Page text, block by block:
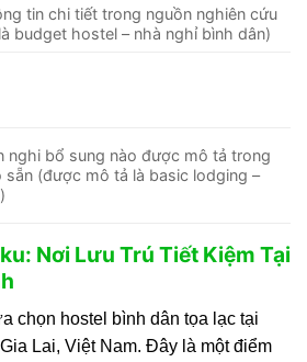
tin chi tiết trong nguồn nghiên cứu
budget hostel – nhà nghỉ bình dân)
nghi bổ sung nào được mô tả trong
sẵn (được mô tả là basic lodging –
Nơi Lưu Trú Tiết Kiệm Tại
chọn hostel bình dân tọa lạc tại
Lai, Việt Nam. Đây là một điểm